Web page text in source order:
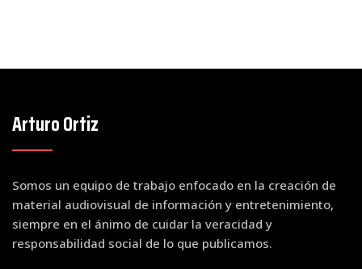
Arturo Ortiz
Somos un equipo de trabajo enfocado en la creación de
material audiovisual de información y entretenimiento,
siempre en el ánimo de cuidar la veracidad y
responsabilidad social de lo que publicamos.